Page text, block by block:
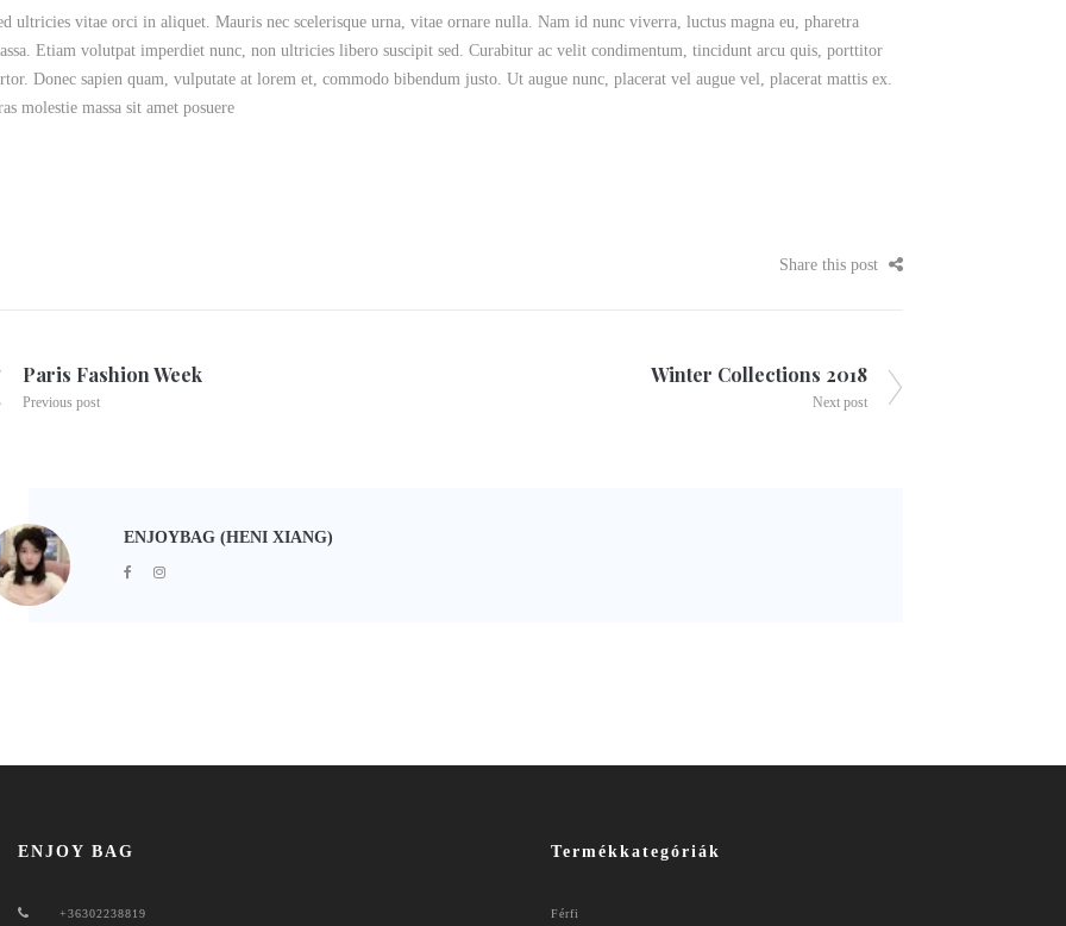
ultricies vitae orci in aliquet. Mauris nec scelerisque urna, vitae ornare nulla. Nam id nunc viverra, luctus magna eu, pharetra
Etiam volutpat imperdiet nunc, non ultricies libero suscipit sed. Curabitur ac velit condimentum, tincidunt arcu quis, porttitor
Donec sapien quam, vulputate at lorem et, commodo bibendum justo. Ut augue nunc, placerat vel augue vel, placerat mattis ex.
molestie massa sit amet posuere
Share this post
Paris Fashion Week
Previous post
Winter Collections 2018
Next post
ENJOYBAG (HENI XIANG)
ENJOY BAG
+36302238819
Termékkategóriák
Férfi